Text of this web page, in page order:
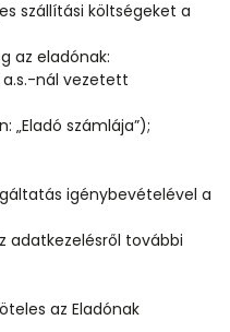
szállítási költségeket a
az eladónak:
a.s.-nál vezetett
„Eladó számlája”);
igénybevételével a
adatkezelésről további
az Eladónak